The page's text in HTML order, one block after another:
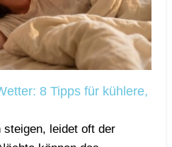
8 Tipps für kühlere,
steigen, leidet oft der